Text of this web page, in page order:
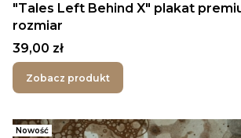
"Tales Left Behind X" plakat
rozmiar
Cena
39,00 zł
Zobacz produkt
Nowość